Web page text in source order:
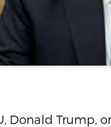
Donald Trump,